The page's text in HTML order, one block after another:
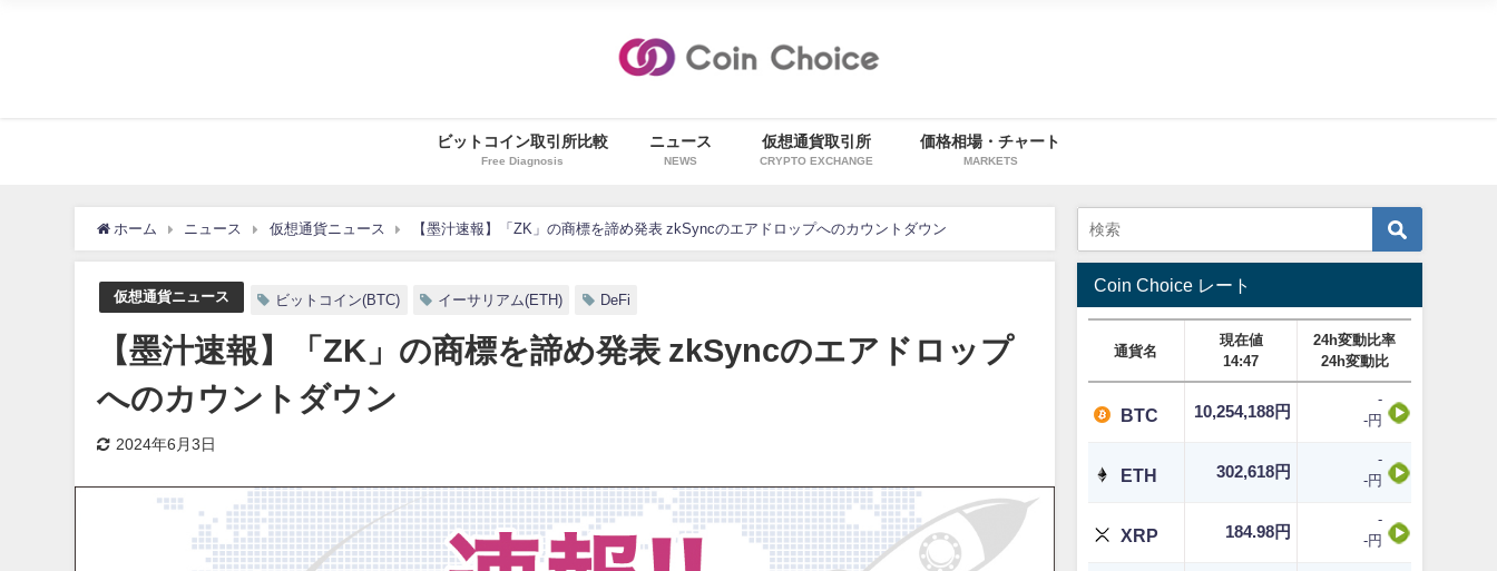
ビットコイン取引所比較
Free Diagnosis
ニュース
NEWS
仮想通貨取引所
CRYPTO EXCHANGE
価格相場・チャート
MARKETS
ホーム ニュース 仮想通貨ニュース 【墨汁速報】「ZK」の商標を諦め発表 zkSyncのエアドロップへのカウントダウン
仮想通貨ニュース ビットコイン(BTC) イーサリアム(ETH) DeFi
【墨汁速報】「ZK」の商標を諦め発表 zkSyncのエアドロップ
へのカウントダウン
2024年6月3日
Coin Choice レート
通貨名
現在値
14:47
24h変動比率
24h変動比
BTC 10,254,188円
-
-円
ETH 302,618円
-
-円
XRP 184.98円
-
-円